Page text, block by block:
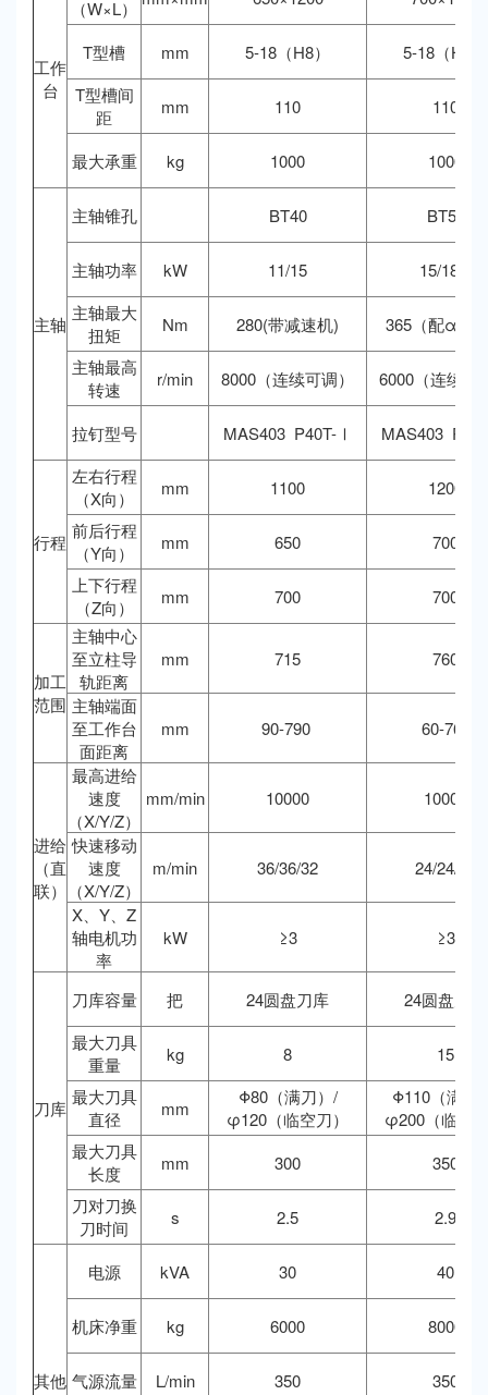
工作
台
（W×L）
T型槽 mm 5-18（H8）
5-18（H8）
T型槽间
距
mm 110 110
最大承重 kg 1000 1000
主轴
主轴锥孔 BT40 BT50
主轴功率 kW 11/15
15/18.5
主轴最大
扭矩
Nm 280(带减速机)
365（配α电
主轴最高
转速
r/min 8000（连续可调） 6000（连续可
拉钉型号 MAS403 P40T-Ⅰ MAS403
行程
左右行程
（X向）
mm 1100
1200
前后行程
（Y向）
mm 650
700
上下行程
（Z向）
mm 700 700
加工
范围
主轴中心
至立柱导
轨距离
mm 715 760
主轴端面
至工作台
面距离
mm 90-790 60-760
进给
（直
联）
最高进给
速度
（X/Y/Z）
mm/min 10000 10000
快速移动
速度
（X/Y/Z）
m/min 36/36/32 24/24/20
X、Y、Z
轴电机功
率
kW ≥3 ≥3
刀库
刀库容量 把 24圆盘刀库
24圆盘刀库
最大刀具
重量
kg 8
15
最大刀具
直径
mm
Φ80（满刀）/
φ120（临空刀）
Φ110（满刀
φ200（临空
最大刀具
长度
mm 300
350
刀对刀换
刀时间
s 2.5 2.9
其他
电源 kVA 30 40
机床净重 kg 6000 8000
气源流量 L/min 350 350